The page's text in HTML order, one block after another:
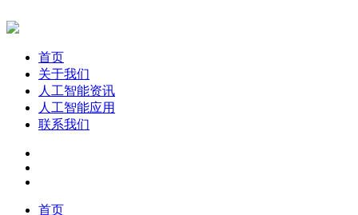
首页
关于我们
人工智能资讯
人工智能应用
联系我们
首页